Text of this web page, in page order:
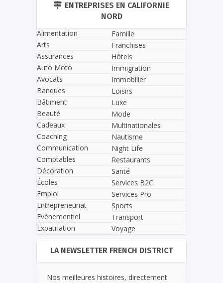
ENTREPRISES EN CALIFORNIE
NORD
Alimentation
Arts
Assurances
Auto Moto
Avocats
Banques
Bâtiment
Beauté
Cadeaux
Coaching
Communication
Comptables
Décoration
Écoles
Emploi
Entrepreneuriat
Evènementiel
Expatriation
Famille
Franchises
Hôtels
Immigration
Immobilier
Loisirs
Luxe
Mode
Multinationales
Nautisme
Night Life
Restaurants
Santé
Services B2C
Services Pro
Sports
Transport
Voyage
LA NEWSLETTER FRENCH DISTRICT
Nos meilleures histoires, directement